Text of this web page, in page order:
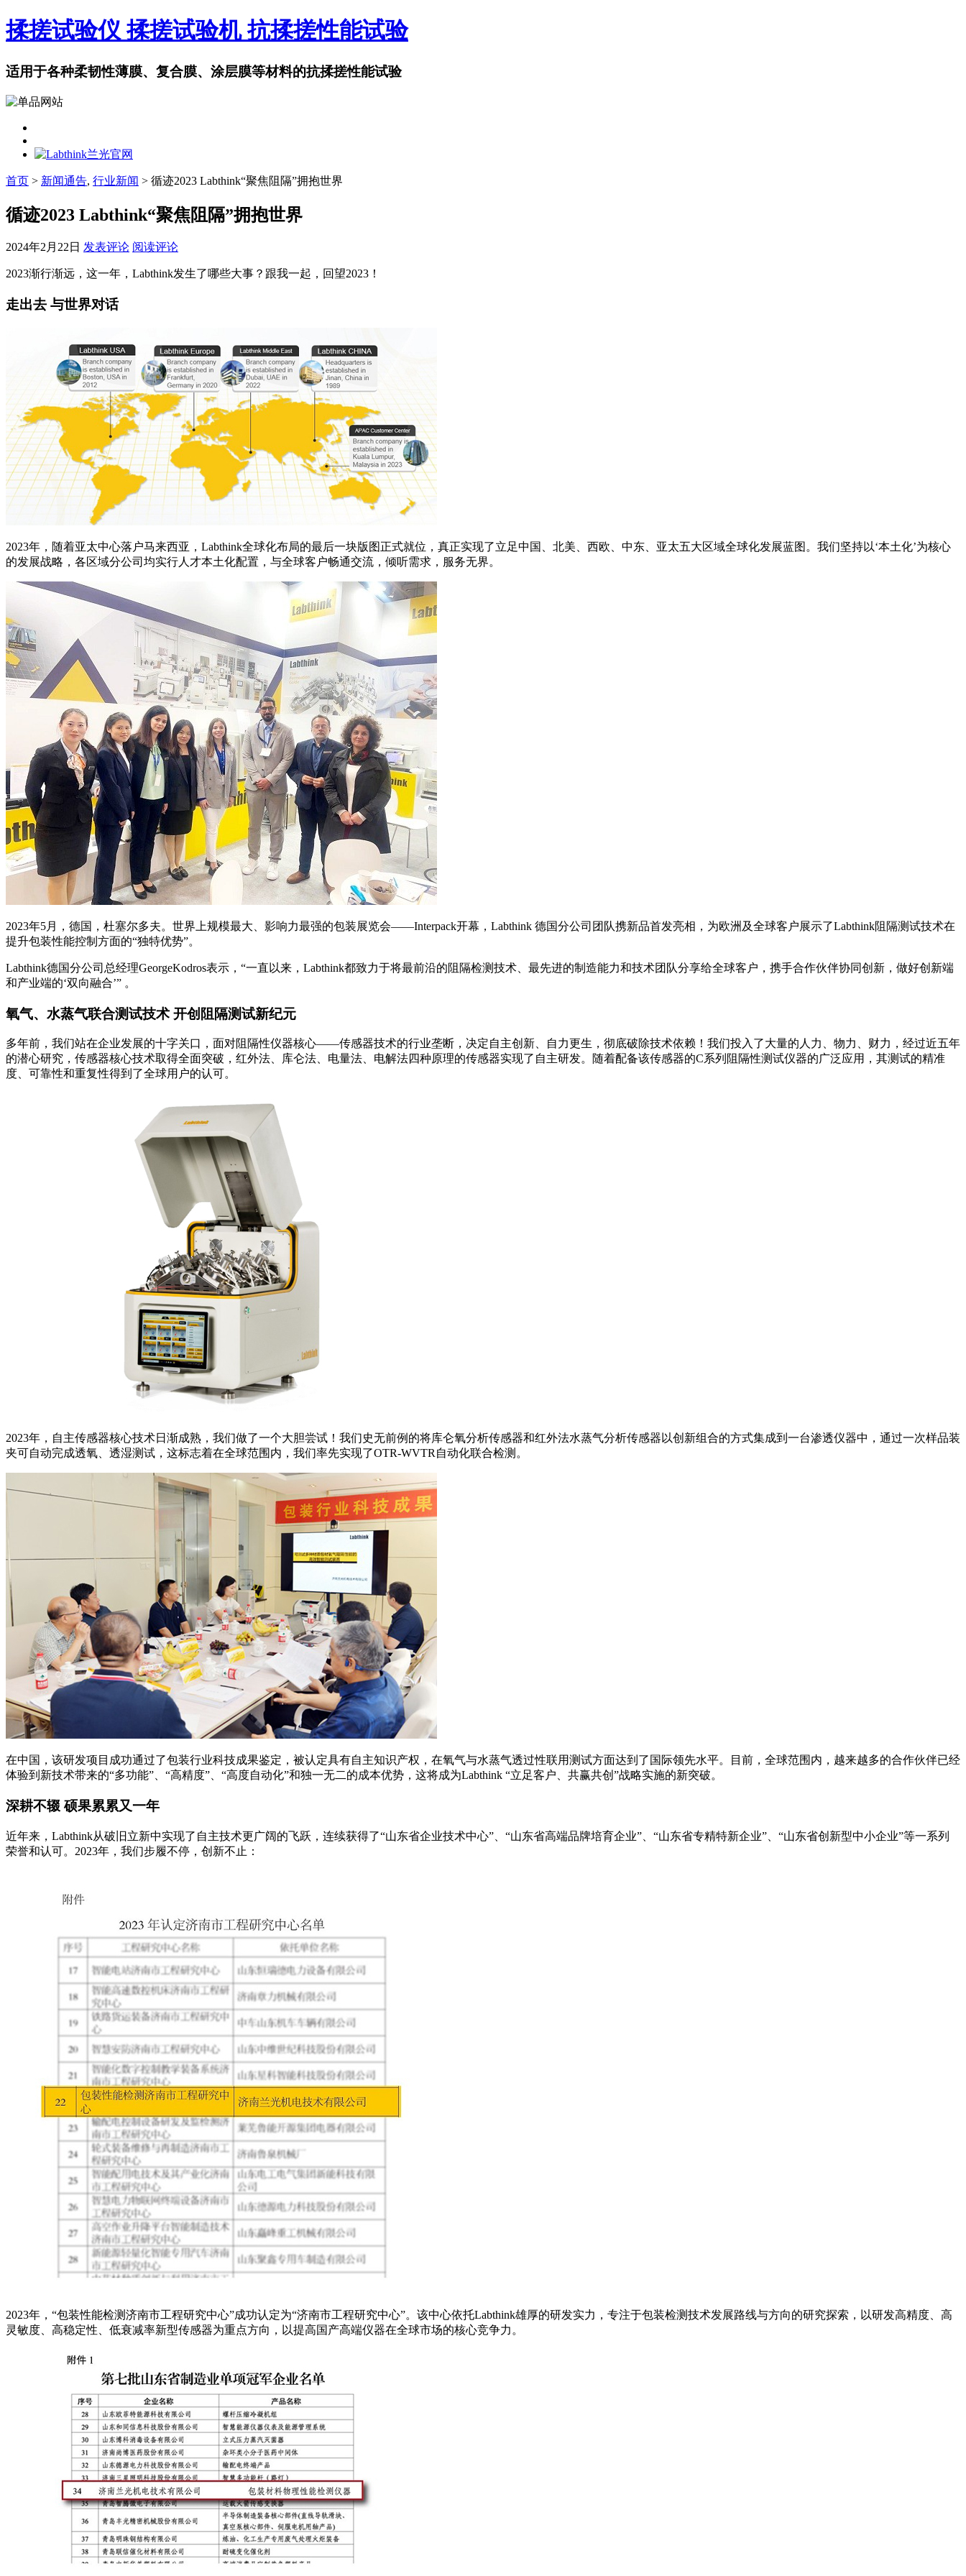
揉搓试验仪 揉搓试验机 抗揉搓性能试验
适用于各种柔韧性薄膜、复合膜、涂层膜等材料的抗揉搓性能试验
首页 > 新闻通告, 行业新闻 > 循迹2023 Labthink“聚焦阻隔”拥抱世界
循迹2023 Labthink“聚焦阻隔”拥抱世界
2024年2月22日 发表评论 阅读评论
2023渐行渐远，这一年，Labthink发生了哪些大事？跟我一起，回望2023！
走出去 与世界对话
2023年，随着亚太中心落户马来西亚，Labthink全球化布局的最后一块版图正式就位，真正实现了立足中国、北美、西欧、中东、亚太五大区域全球化发展蓝图。我们坚持以‘本土化’为核心
的发展战略，各区域分公司均实行人才本土化配置，与全球客户畅通交流，倾听需求，服务无界。
2023年5月，德国，杜塞尔多夫。世界上规模最大、影响力最强的包装展览会——Interpack开幕，Labthink 德国分公司团队携新品首发亮相，为欧洲及全球客户展示了Labthink阻隔测试技术在
提升包装性能控制方面的“独特优势”。
Labthink德国分公司总经理GeorgeKodros表示，“一直以来，Labthink都致力于将最前沿的阻隔检测技术、最先进的制造能力和技术团队分享给全球客户，携手合作伙伴协同创新，做好创新端
和产业端的‘双向融合’” 。
氧气、水蒸气联合测试技术 开创阻隔测试新纪元
多年前，我们站在企业发展的十字关口，面对阻隔性仪器核心——传感器技术的行业垄断，决定自主创新、自力更生，彻底破除技术依赖！我们投入了大量的人力、物力、财力，经过近五年
的潜心研究，传感器核心技术取得全面突破，红外法、库仑法、电量法、电解法四种原理的传感器实现了自主研发。随着配备该传感器的C系列阻隔性测试仪器的广泛应用，其测试的精准
度、可靠性和重复性得到了全球用户的认可。
2023年，自主传感器核心技术日渐成熟，我们做了一个大胆尝试！我们史无前例的将库仑氧分析传感器和红外法水蒸气分析传感器以创新组合的方式集成到一台渗透仪器中，通过一次样品装
夹可自动完成透氧、透湿测试，这标志着在全球范围内，我们率先实现了OTR-WVTR自动化联合检测。
在中国，该研发项目成功通过了包装行业科技成果鉴定，被认定具有自主知识产权，在氧气与水蒸气透过性联用测试方面达到了国际领先水平。目前，全球范围内，越来越多的合作伙伴已经
体验到新技术带来的“多功能”、“高精度”、“高度自动化”和独一无二的成本优势，这将成为Labthink “立足客户、共赢共创”战略实施的新突破。
深耕不辍 硕果累累又一年
近年来，Labthink从破旧立新中实现了自主技术更广阔的飞跃，连续获得了“山东省企业技术中心”、“山东省高端品牌培育企业”、“山东省专精特新企业”、“山东省创新型中小企业”等一系列
荣誉和认可。2023年，我们步履不停，创新不止：
2023年，“包装性能检测济南市工程研究中心”成功认定为“济南市工程研究中心”。该中心依托Labthink雄厚的研发实力，专注于包装检测技术发展路线与方向的研究探索，以研发高精度、高
灵敏度、高稳定性、低衰减率新型传感器为重点方向，以提高国产高端仪器在全球市场的核心竞争力。